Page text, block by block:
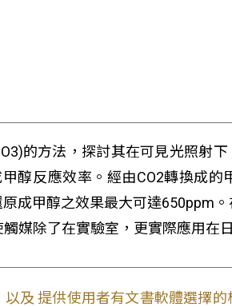
的方法，探討其在可見光照射
醇反應效率。經由CO2轉換成的
成甲醇之效果最大可達650ppm
媒除了在實驗室，更實際應用在
及 提供使用者有文書軟體選擇